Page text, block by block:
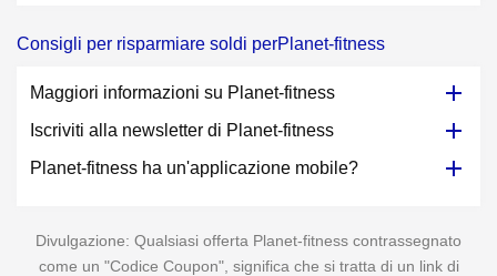
Consigli per risparmiare soldi perPlanet-fitness
Maggiori informazioni su Planet-fitness
Iscriviti alla newsletter di Planet-fitness
Planet-fitness ha un'applicazione mobile?
Divulgazione: Qualsiasi offerta Planet-fitness contrassegnato
come un "Codice Coupon", significa che si tratta di un link di